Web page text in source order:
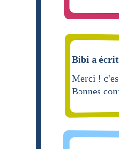
Bibi a
Merci !
Bonnes